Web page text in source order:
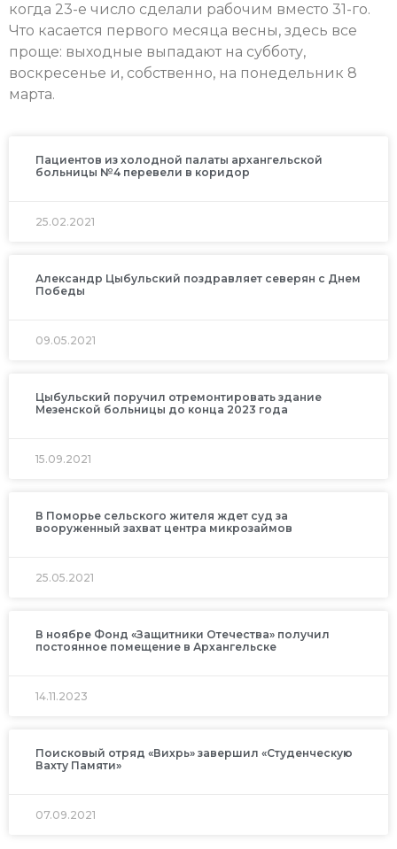
когда 23-е число сделали рабочим вместо 31-го.
Что касается первого месяца весны, здесь все
проще: выходные выпадают на субботу,
воскресенье и, собственно, на понедельник 8
марта.
Пациентов из холодной палаты архангельской
больницы №4 перевели в коридор
25.02.2021
Александр Цыбульский поздравляет северян с Днем
Победы
09.05.2021
Цыбульский поручил отремонтировать здание
Мезенской больницы до конца 2023 года
15.09.2021
В Поморье сельского жителя ждет суд за
вооруженный захват центра микрозаймов
25.05.2021
В ноябре Фонд «Защитники Отечества» получил
постоянное помещение в Архангельске
14.11.2023
Поисковый отряд «Вихрь» завершил «Студенческую
Вахту Памяти»
07.09.2021